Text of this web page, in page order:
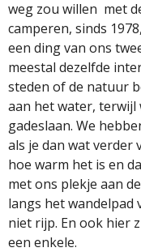
weg zou willen met
camperen, sinds
een ding van ons
meestal dezelfde
steden of de natuur
aan het water, terwijl
gadeslaan. We
als je dan wat verder
hoe warm het is en
met ons plekje aan
langs het wandelpad
niet rijp. En ook hier
een enkele.